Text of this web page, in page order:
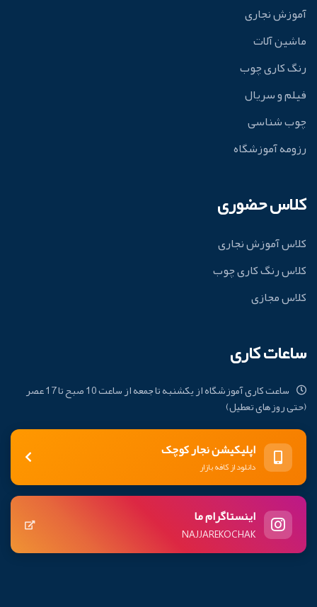
آموزش نجاری
ماشین آلات
رنگ کاری چوب
فیلم و سریال
چوب شناسی
رزومه آموزشگاه
کلاس حضوری
کلاس آموزش نجاری
کلاس رنگ کاری چوب
کلاس مجازی
ساعات کاری
ساعت کاری آموزشگاه از یکشنبه تا جمعه از ساعت 10 صبح تا 17 عصر
(حتی روزهای تعطیل)
اپلیکیشن نجار کوچک
دانلود از کافه بازار
اینستاگرام ما
NAJJAREKOCHAK